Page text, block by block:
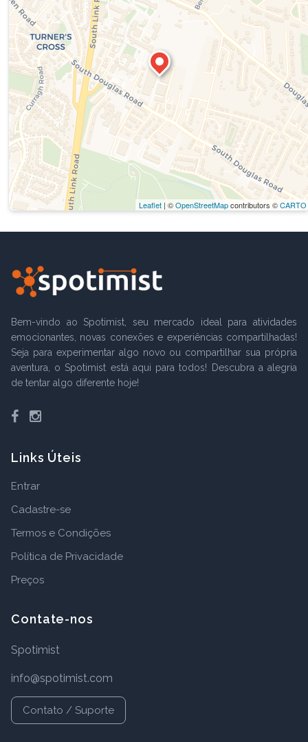
Leaflet | ©OpenStreetMapcontributors ©CARTO
Bem-vindo ao Spotimist, seu mercado ideal para atividades
emocionantes, novas conexões e experiências compartilhadas!
Seja para experimentar algo novo ou compartilhar sua própria
aventura, o Spotimist está aqui para todos! Descubra a alegria
de tentar algo diferente hoje!
Facebook
Instagram
Links Úteis
Entrar
Cadastre-se
Termos e Condições
Política de Privacidade
Preços
Contate-nos
Spotimist
info@spotimist.com
Contato / Suporte